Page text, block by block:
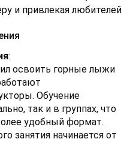
и привлекая любителей
:
освоить горные лыжи
Обучение
так и в группах, что
удобный формат.
занятия начинается от